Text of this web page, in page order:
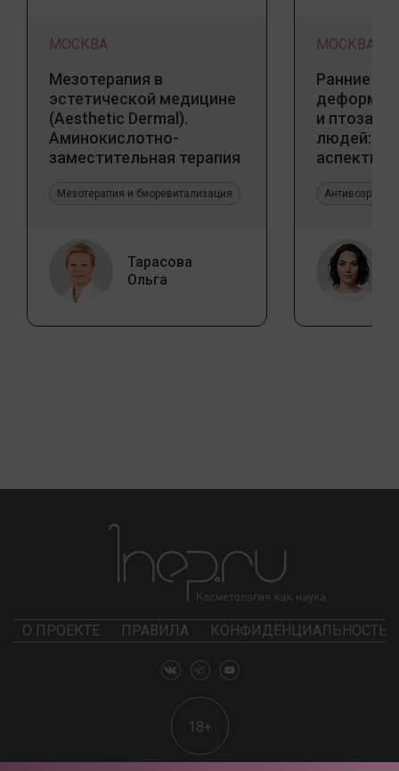
МОСКВА
Мезотерапия в
эстетической медицине
(Aesthetic Dermal).
Аминокислотно-
заместительная терапия
Мезотерапия и биоревитализация
Тарасова
Ольга
МОСКВА
Ранние
и птоза у
людей:
аспекты
О ПРОЕКТЕ ПРАВИЛА КОНФИДЕНЦИАЛЬНОСТЬ
18+